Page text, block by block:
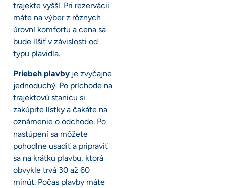
trajekte vyšší. Pri rezervácii
máte na výber z rôznych
úrovní komfortu a cena sa
bude líšiť v závislosti od
typu plavidla.
Priebeh plavby je zvyčajne
jednoduchý. Po príchode na
trajektovú stanicu si
zakúpite lístky a čakáte na
oznámenie o odchode. Po
nastúpení sa môžete
pohodlne usadiť a pripraviť
sa na krátku plavbu, ktorá
obvykle trvá 30 až 60
minút. Počas plavby máte